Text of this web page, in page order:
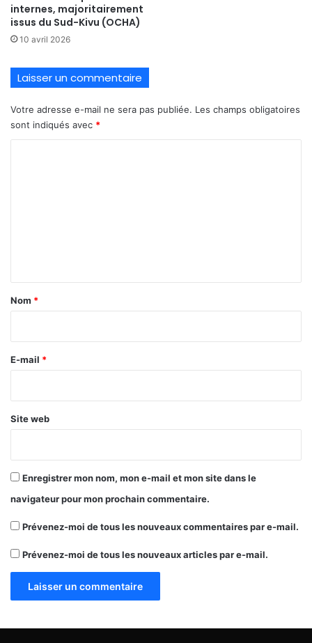
internes, majoritairement
issus du Sud-Kivu (OCHA)
10 avril 2026
Laisser un commentaire
Votre adresse e-mail ne sera pas publiée. Les champs obligatoires
sont indiqués avec *
a
e
Nom *
E-mail *
Site web
Enregistrer mon nom, mon e-mail et mon site dans le
navigateur pour mon prochain commentaire.
Prévenez-moi de tous les nouveaux commentaires par e-mail.
Prévenez-moi de tous les nouveaux articles par e-mail.